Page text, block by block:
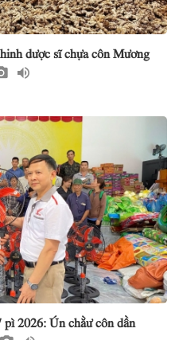
dược sĩ chựa côn Mương
2026: Ún chằư côn dần